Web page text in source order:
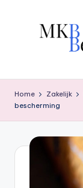
Home Zakelijk
bescherming